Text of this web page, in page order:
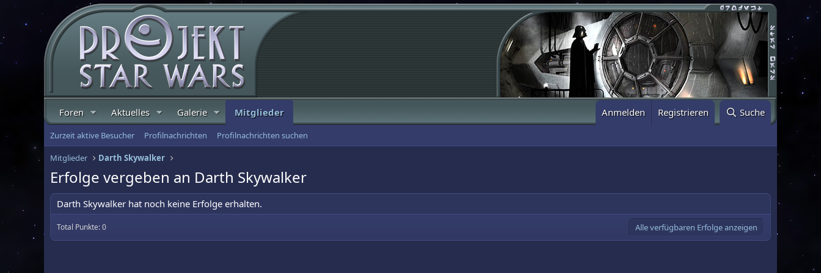
Foren Aktuelles Galerie Mitglieder Anmelden Registrieren Suche
Zurzeit aktive Besucher Profilnachrichten Profilnachrichten suchen
Mitglieder Darth Skywalker
Erfolge vergeben an Darth Skywalker
Darth Skywalker hat noch keine Erfolge erhalten.
Total Punkte: 0 Alle verfügbaren Erfolge anzeigen